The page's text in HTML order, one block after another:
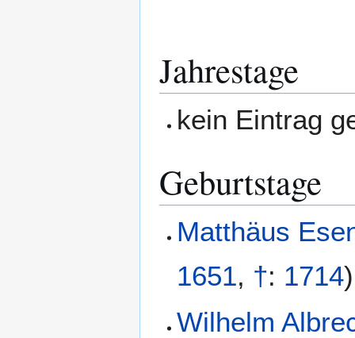
Jahrestage
kein Eintrag
Geburtstage
Matthäus
1651, †: 1714)
Wilhelm